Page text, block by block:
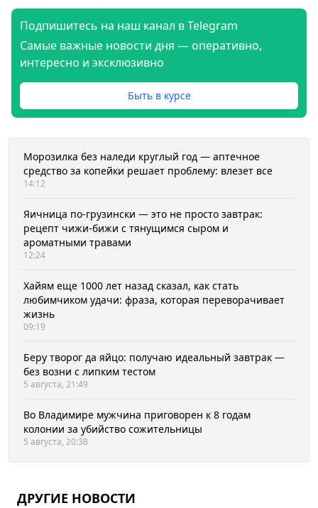
Подпишитесь на наш канал в Telegram
Самые важные новости дня — оперативно,
интересно и эксклюзивно
Быть в курсе
Морозилка без наледи круглый год — аптечное
средство за копейки решает проблему: влезет все
14:12
Яичница по-грузински — это не просто завтрак:
рецепт чижи-бижи с тянущимся сыром и
ароматными травами
12:24
Хайям еще 1000 лет назад сказал, как стать
любимчиком удачи: фраза, которая переворачивает
жизнь
09:19
Беру творог да яйцо: получаю идеальный завтрак —
без возни с липким тестом
5 августа, 21:49
Во Владимире мужчина приговорен к 8 годам
колонии за убийство сожительницы
5 августа, 20:38
ДРУГИЕ НОВОСТИ